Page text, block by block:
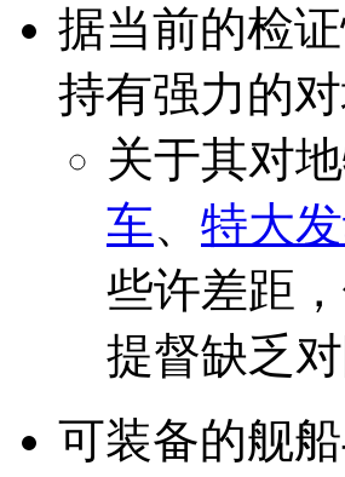
据当前的检
持有强力的
关于其对
车、 特大
些许差距
提督缺乏
可装备的舰